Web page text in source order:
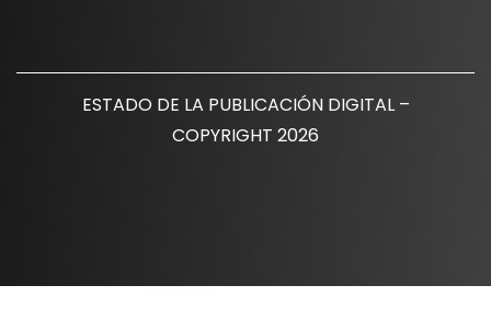
ESTADO DE LA PUBLICACIÓN DIGITAL –
COPYRIGHT 2026